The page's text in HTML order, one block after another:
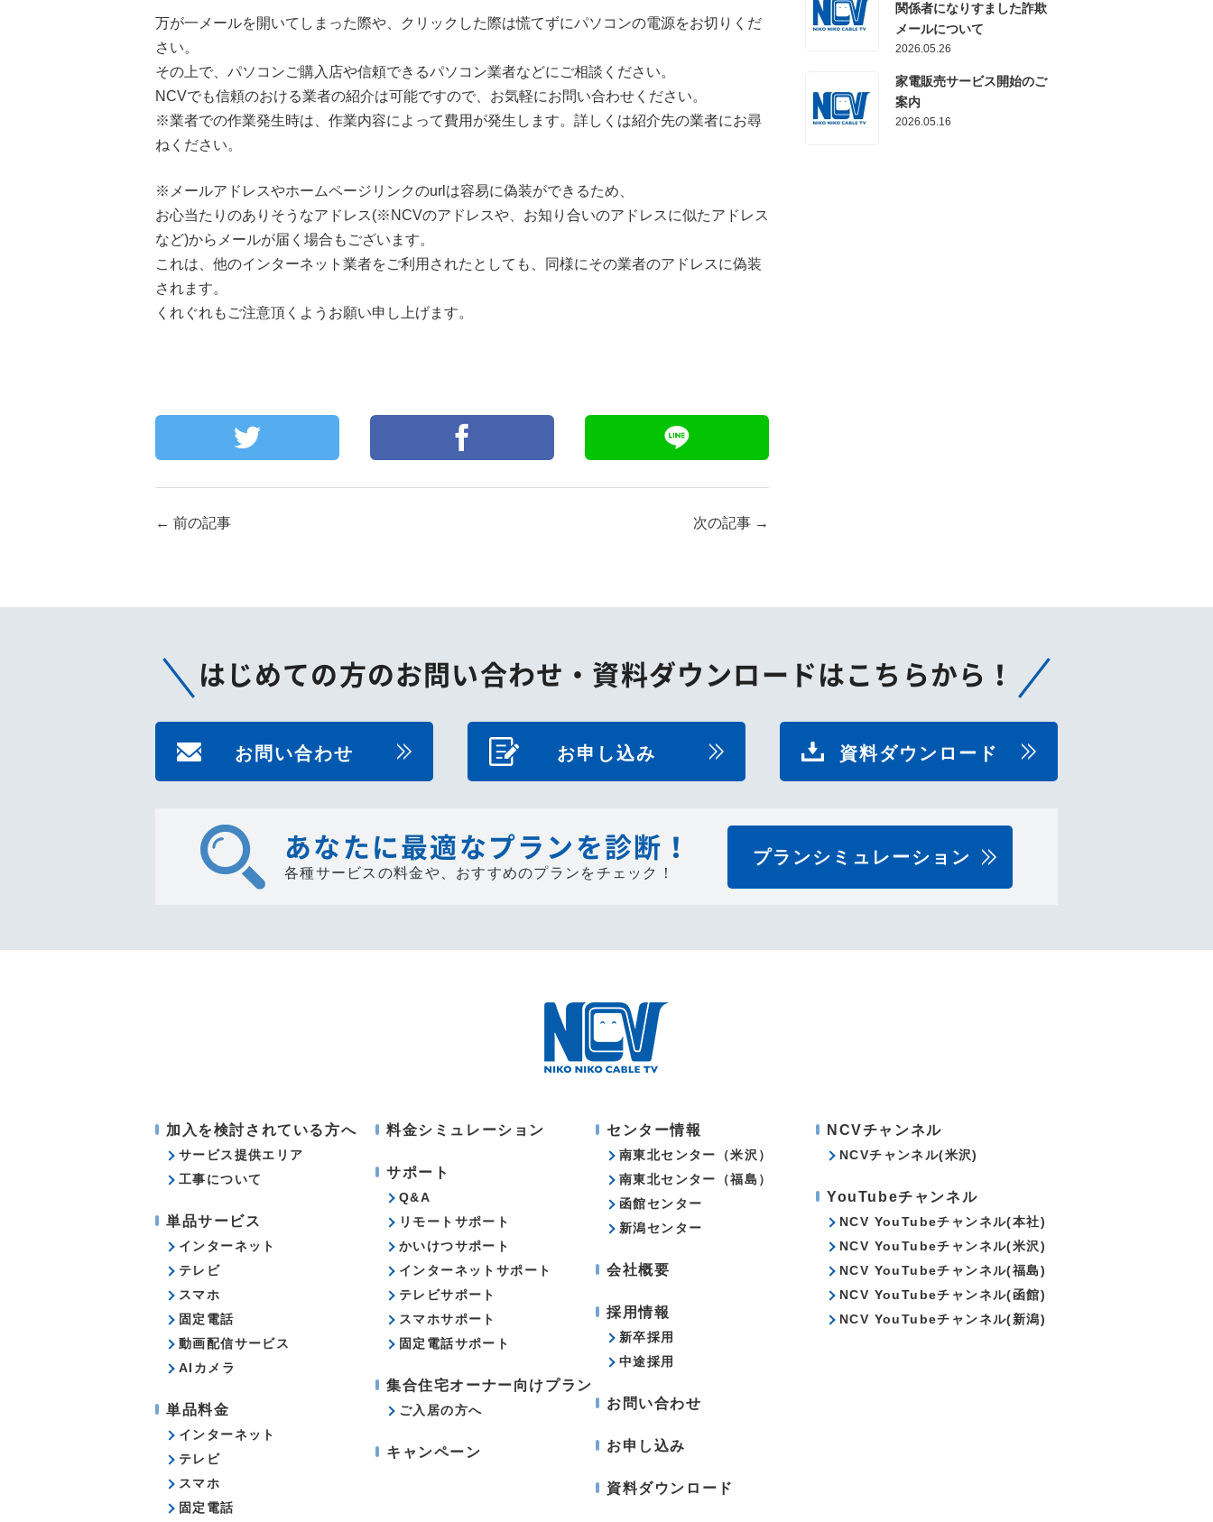
万が一メールを開いてしまった際や、クリックした際は慌てずにパソコンの電源をお切りくだ
さい。
その上で、パソコンご購入店や信頼できるパソコン業者などにご相談ください。
NCVでも信頼のおける業者の紹介は可能ですので、お気軽にお問い合わせください。
※業者での作業発生時は、作業内容によって費用が発生します。詳しくは紹介先の業者にお尋
ねください。
※メールアドレスやホームページリンクのurlは容易に偽装ができるため、
お心当たりのありそうなアドレス(※NCVのアドレスや、お知り合いのアドレスに似たアドレス
など)からメールが届く場合もございます。
これは、他のインターネット業者をご利用されたとしても、同様にその業者のアドレスに偽装
されます。
くれぐれもご注意頂くようお願い申し上げます。
← 前の記事 次の記事 →
関係者になりすました詐欺
メールについて
2026.05.26
家電販売サービス開始のご
案内
2026.05.16
はじめての方のお問い合わせ・ 資料ダウンロードはこちらから！
お問い合わせ お申し込み 資料ダウンロード
あなたに最適なプランを診断！
各種サービスの料金や、 おすすめのプランをチェック！
プランシミュレーション
加入を検討されている方へ
サービス提供エリア
工事について
単品サービス
インターネット
テレビ
スマホ
固定電話
動画配信サービス
AIカメラ
単品料金
インターネット
テレビ
スマホ
固定電話
料金シミュレーション
サポート
Q&A
リモートサポート
かいけつサポート
インターネットサポート
テレビサポート
スマホサポート
固定電話サポート
集合住宅オーナー向けプラン
ご入居の方へ
キャンペーン
センター情報
南東北センター（米沢）
南東北センター（福島）
函館センター
新潟センター
会社概要
採用情報
新卒採用
中途採用
お問い合わせ
お申し込み
資料ダウンロード
NCVチャンネル
NCVチャンネル(米沢)
YouTubeチャンネル
NCV YouTubeチャンネル(本社)
NCV YouTubeチャンネル(米沢)
NCV YouTubeチャンネル(福島)
NCV YouTubeチャンネル(函館)
NCV YouTubeチャンネル(新潟)